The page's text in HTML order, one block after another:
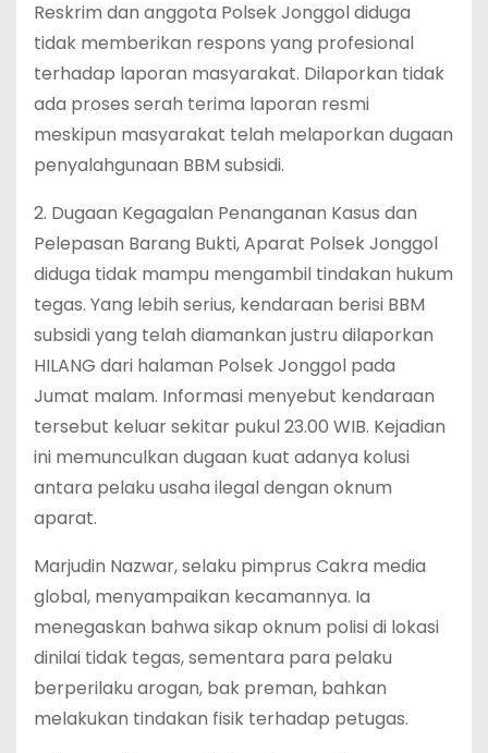
Reskrim dan anggota Polsek Jonggol diduga
tidak memberikan respons yang profesional
terhadap laporan masyarakat. Dilaporkan tidak
ada proses serah terima laporan resmi
meskipun masyarakat telah melaporkan dugaan
penyalahgunaan BBM subsidi.
‎2. Dugaan Kegagalan Penanganan Kasus dan
Pelepasan Barang Bukti, Aparat Polsek Jonggol
diduga tidak mampu mengambil tindakan hukum
tegas. Yang lebih serius, kendaraan berisi BBM
subsidi yang telah diamankan justru dilaporkan
HILANG dari halaman Polsek Jonggol pada
Jumat malam. Informasi menyebut kendaraan
tersebut keluar sekitar pukul 23.00 WIB. Kejadian
ini memunculkan dugaan kuat adanya kolusi
antara pelaku usaha ilegal dengan oknum
aparat.
‎Marjudin Nazwar, selaku pimprus Cakra media
global, menyampaikan kecamannya. Ia
menegaskan bahwa sikap oknum polisi di lokasi
dinilai tidak tegas, sementara para pelaku
berperilaku arogan, bak preman, bahkan
melakukan tindakan fisik terhadap petugas.